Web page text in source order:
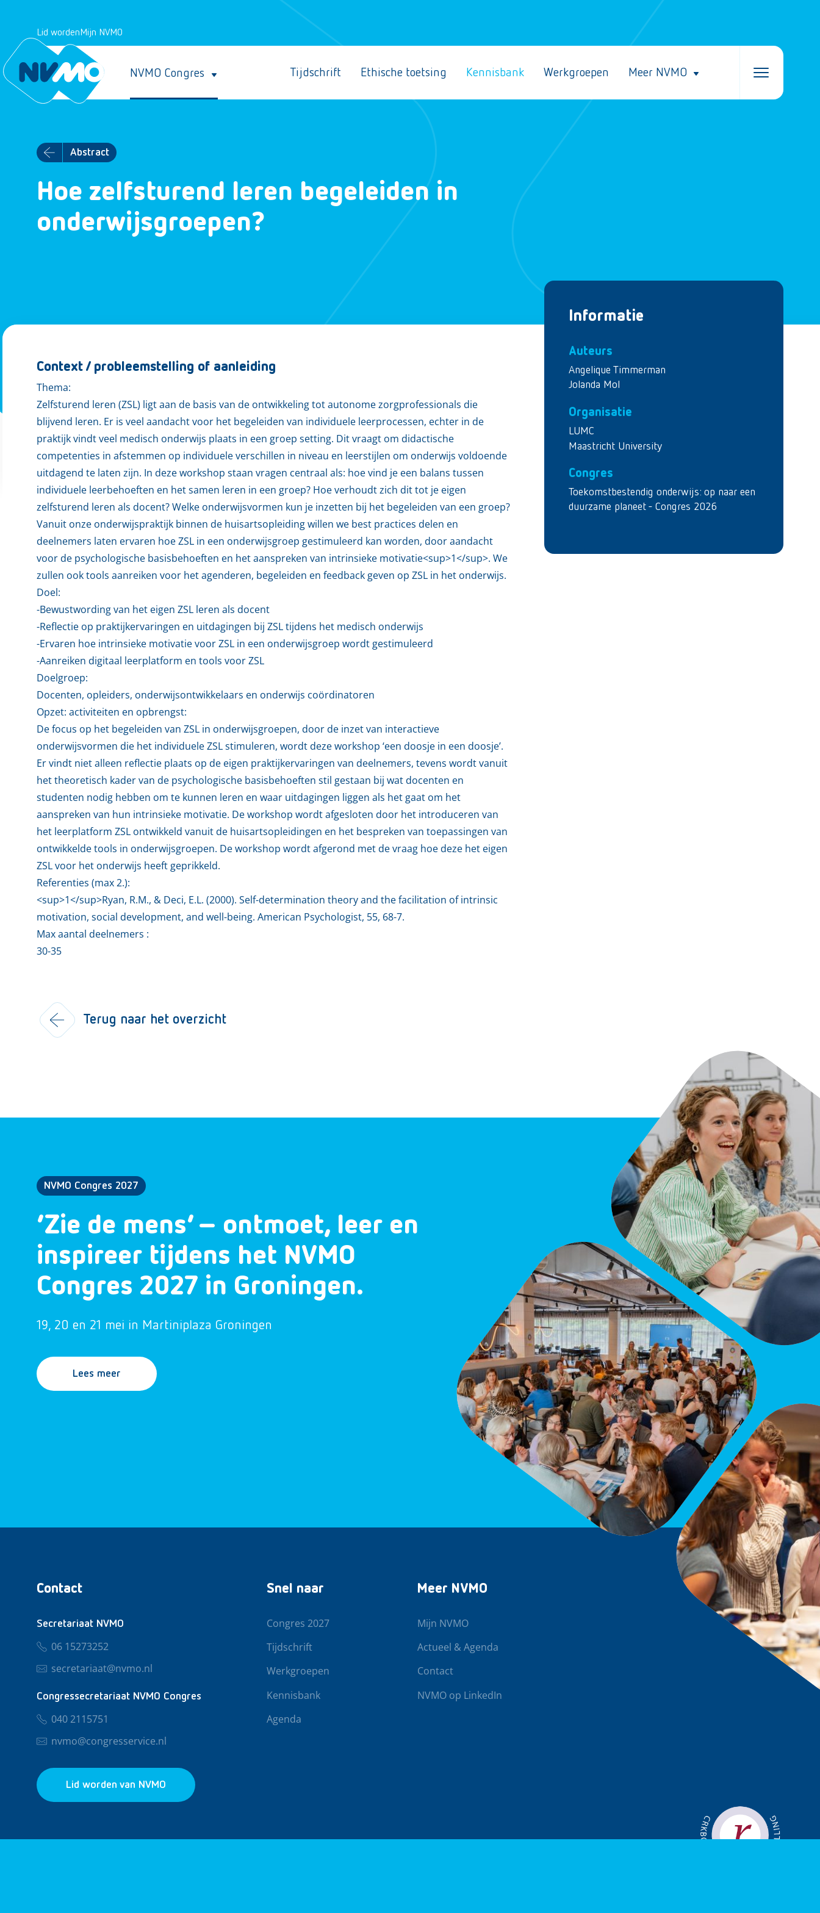
Lid wordenMijn NVMO
NVMO Congres Tijdschrift Ethische toetsing Kennisbank Werkgroepen Meer NVMO
Abstract
Hoe zelfsturend leren begeleiden in
onderwijsgroepen?
Informatie
Auteurs
Angelique Timmerman
Jolanda Mol
Organisatie
LUMC
Maastricht University
Congres
Toekomstbestendig onderwijs: op naar een
duurzame planeet - Congres 2026
Context / probleemstelling of aanleiding
Thema:
Zelfsturend leren (ZSL) ligt aan de basis van de ontwikkeling tot autonome zorgprofessionals die
blijvend leren. Er is veel aandacht voor het begeleiden van individuele leerprocessen, echter in de
praktijk vindt veel medisch onderwijs plaats in een groep setting. Dit vraagt om didactische
competenties in afstemmen op individuele verschillen in niveau en leerstijlen om onderwijs voldoende
uitdagend te laten zijn. In deze workshop staan vragen centraal als: hoe vind je een balans tussen
individuele leerbehoeften en het samen leren in een groep? Hoe verhoudt zich dit tot je eigen
zelfsturend leren als docent? Welke onderwijsvormen kun je inzetten bij het begeleiden van een groep?
Vanuit onze onderwijspraktijk binnen de huisartsopleiding willen we best practices delen en
deelnemers laten ervaren hoe ZSL in een onderwijsgroep gestimuleerd kan worden, door aandacht
voor de psychologische basisbehoeften en het aanspreken van intrinsieke motivatie<sup>1</sup>. We
zullen ook tools aanreiken voor het agenderen, begeleiden en feedback geven op ZSL in het onderwijs.
Doel:
-Bewustwording van het eigen ZSL leren als docent
-Reflectie op praktijkervaringen en uitdagingen bij ZSL tijdens het medisch onderwijs
-Ervaren hoe intrinsieke motivatie voor ZSL in een onderwijsgroep wordt gestimuleerd
-Aanreiken digitaal leerplatform en tools voor ZSL
Doelgroep:
Docenten, opleiders, onderwijsontwikkelaars en onderwijs coördinatoren
Opzet: activiteiten en opbrengst:
De focus op het begeleiden van ZSL in onderwijsgroepen, door de inzet van interactieve
onderwijsvormen die het individuele ZSL stimuleren, wordt deze workshop ‘een doosje in een doosje’.
Er vindt niet alleen reflectie plaats op de eigen praktijkervaringen van deelnemers, tevens wordt vanuit
het theoretisch kader van de psychologische basisbehoeften stil gestaan bij wat docenten en
studenten nodig hebben om te kunnen leren en waar uitdagingen liggen als het gaat om het
aanspreken van hun intrinsieke motivatie. De workshop wordt afgesloten door het introduceren van
het leerplatform ZSL ontwikkeld vanuit de huisartsopleidingen en het bespreken van toepassingen van
ontwikkelde tools in onderwijsgroepen. De workshop wordt afgerond met de vraag hoe deze het eigen
ZSL voor het onderwijs heeft geprikkeld.
Referenties (max 2.):
<sup>1</sup>Ryan, R.M., & Deci, E.L. (2000). Self-determination theory and the facilitation of intrinsic
motivation, social development, and well-being. American Psychologist, 55, 68-7.
Max aantal deelnemers :
30-35
Terug naar het overzicht
NVMO Congres 2027
‘Zie de mens’ – ontmoet, leer en
inspireer tijdens het NVMO
Congres 2027 in Groningen.
19, 20 en 21 mei in Martiniplaza Groningen
Lees meer
Contact
Secretariaat NVMO
06 15273252
secretariaat@nvmo.nl
Congressecretariaat NVMO Congres
040 2115751
nvmo@congresservice.nl
Lid worden van NVMO
Snel naar
Congres 2027
Tijdschrift
Werkgroepen
Kennisbank
Agenda
Meer NVMO
Mijn NVMO
Actueel & Agenda
Contact
NVMO op LinkedIn